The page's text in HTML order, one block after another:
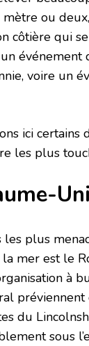
mètre ou
côtière qui
voire un
ici certains
les plus
Uni
les plus
mer est le
à
préviennent
du
sous